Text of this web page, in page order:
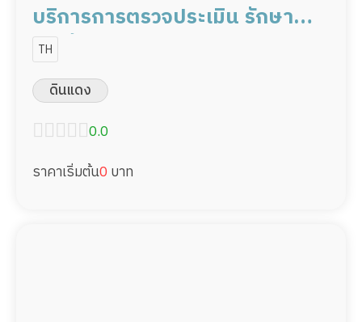
บริการการตรวจประเมิน รักษา
และฟื้นฟูด้วยวิธีการทาง
กายภาพบำบัด
TH
ดินแดง
0.0
ราคาเริ่มต้น0 บาท